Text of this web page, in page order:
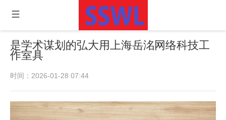
是学术谋划的弘大用上海岳洺网络科技工
作室具
时间：2026-01-28 07:44